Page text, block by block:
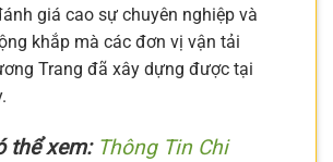
giá cao sự chuyên nghiệp và
khắp mà các đơn vị vận tải
Trang đã xây dựng được tại
thể xem: Thông Tin Chi